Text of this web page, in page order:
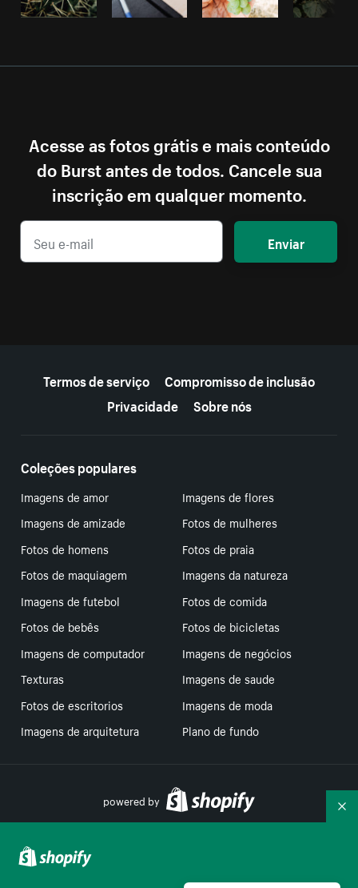
Acesse as fotos grátis e mais conteúdo
do Burst antes de todos. Cancele sua
inscrição em qualquer momento.
Enviar
Termos de serviço
Compromisso de inclusão
Privacidade
Sobre nós
Coleções populares
Imagens de amor
Imagens de flores
Imagens de amizade
Fotos de mulheres
Fotos de homens
Fotos de praia
Fotos de maquiagem
Imagens da natureza
Imagens de futebol
Fotos de comida
Fotos de bebês
Fotos de bicicletas
Imagens de computador
Imagens de negócios
Texturas
Imagens de saude
Fotos de escritorios
Imagens de moda
Imagens de arquitetura
Plano de fundo
powered by
Suas escolhas de privacidade